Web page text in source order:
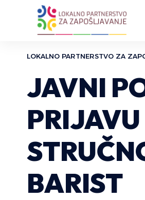
LOKALNO PARTNERSTVO ZA
JAVNI
BARIST